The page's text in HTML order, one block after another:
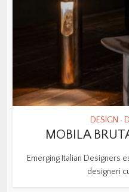
DESIGN •
MOBILA
Emerging Italian Designers
designeri